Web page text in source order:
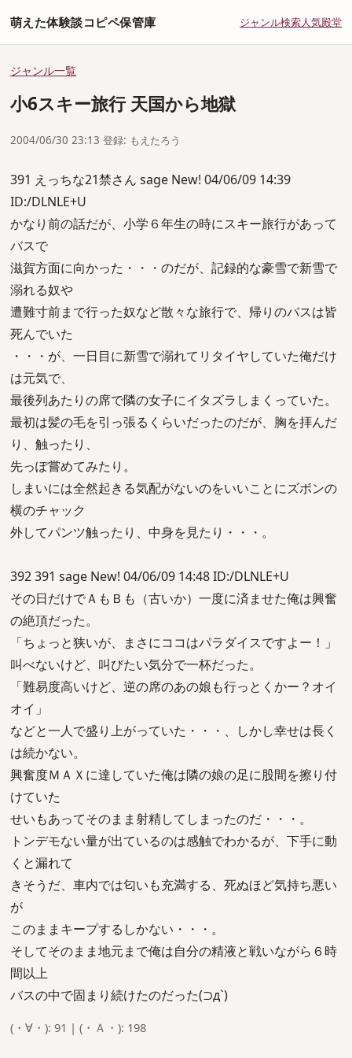
萌えた体験談コピペ保管庫 ジャンル検索人気殿堂
ジャンル一覧
小6スキー旅行 天国から地獄
2004/06/30 23:13 登録: もえたろう
391 えっちな21禁さん sage New! 04/06/09 14:39
ID:/DLNLE+U
かなり前の話だが、小学６年生の時にスキー旅行があって
バスで
滋賀方面に向かった・・・のだが、記録的な豪雪で新雪で
溺れる奴や
遭難寸前まで行った奴など散々な旅行で、帰りのバスは皆
死んでいた
・・・が、一日目に新雪で溺れてリタイヤしていた俺だけ
は元気で、
最後列あたりの席で隣の女子にイタズラしまくっていた。
最初は髪の毛を引っ張るくらいだったのだが、胸を拝んだ
り、触ったり、
先っぽ嘗めてみたり。
しまいには全然起きる気配がないのをいいことにズボンの
横のチャック
外してパンツ触ったり、中身を見たり・・・。
392 391 sage New! 04/06/09 14:48 ID:/DLNLE+U
その日だけでＡもＢも（古いか）一度に済ませた俺は興奮
の絶頂だった。
「ちょっと狭いが、まさにココはパラダイスですよー！」
叫べないけど、叫びたい気分で一杯だった。
「難易度高いけど、逆の席のあの娘も行っとくかー？オイ
オイ」
などと一人で盛り上がっていた・・・、しかし幸せは長く
は続かない。
興奮度ＭＡＸに達していた俺は隣の娘の足に股間を擦り付
けていた
せいもあってそのまま射精してしまったのだ・・・。
トンデモない量が出ているのは感触でわかるが、下手に動
くと漏れて
きそうだ、車内では匂いも充満する、死ぬほど気持ち悪い
が
このままキープするしかない・・・。
そしてそのまま地元まで俺は自分の精液と戦いながら６時
間以上
バスの中で固まり続けたのだった(⊃д`)
(・∀・): 91 | (・Ａ・): 198